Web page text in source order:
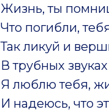
Жизнь, ты
Что погибли,
Так ликуй и
В трубных
Я люблю тебя,
И надеюсь, что